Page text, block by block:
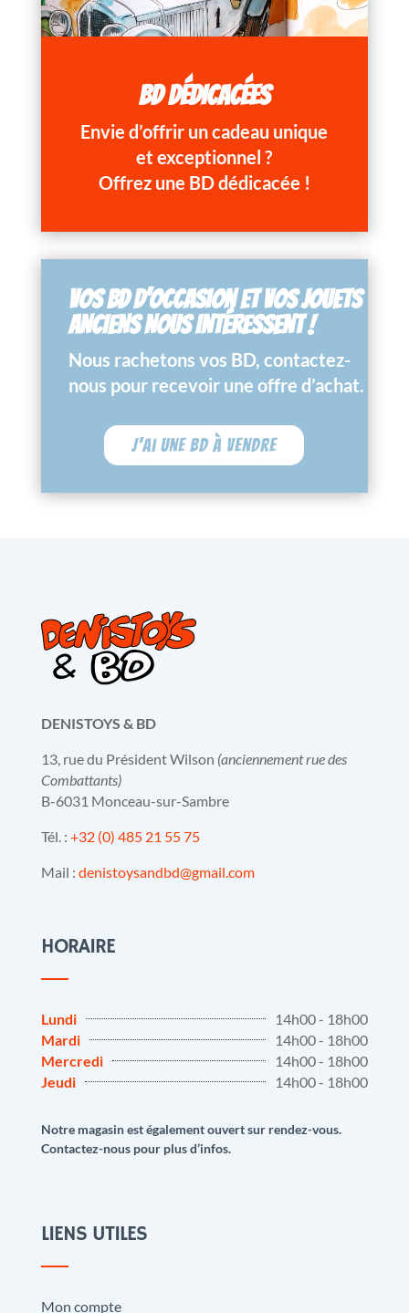
BD DÉDICACÉES
Envie d’offrir un cadeau unique
et exceptionnel ?
Offrez une BD dédicacée !
VOS BD D’OCCASION ET VOS JOUETS
ANCIENS NOUS INTÉRESSENT !
Nous rachetons vos BD, contactez-
nous pour recevoir une offre d’achat.
J'ai une BD à vendre
DENISTOYS & BD
13, rue du Président Wilson (anciennement rue des
Combattants)
B-6031 Monceau-sur-Sambre
Tél. : +32 (0) 485 21 55 75
Mail : denistoysandbd@gmail.com
HORAIRE
Lundi
14h00 - 18h00
Mardi
14h00 - 18h00
Mercredi
14h00 - 18h00
Jeudi
14h00 - 18h00
Notre magasin est également ouvert sur rendez-vous.
Contactez-nous pour plus d’infos.
LIENS UTILES
Mon compte